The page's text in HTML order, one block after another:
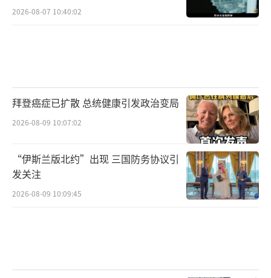
2026-08-07 10:40:02
拜登癌症已扩散 总统健康引发政治变局
2026-08-09 10:07:02
“伊斯兰版北约”出现 三国防务协议引
发关注
2026-08-09 10:09:45